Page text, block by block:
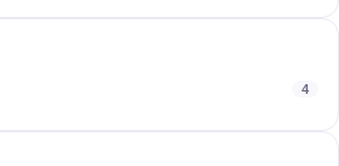
4